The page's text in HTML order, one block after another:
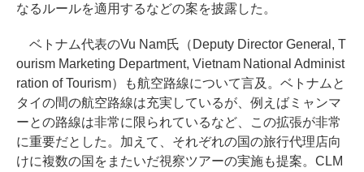
なるルールを適用するなどの案を披露した。
ベトナム代表のVu Nam氏（Deputy Director General, T
ourism Marketing Department, Vietnam National Administ
ration of Tourism）も航空路線について言及。ベトナムと
タイの間の航空路線は充実しているが、例えばミャンマ
ーとの路線は非常に限られているなど、この拡張が非常
に重要だとした。加えて、それぞれの国の旅行代理店向
けに複数の国をまたいだ視察ツアーの実施も提案。CLM